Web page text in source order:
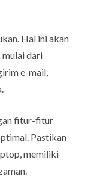
Hal ini akan
dari
e-mail,
fitur-fitur
Pastikan
memiliki